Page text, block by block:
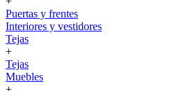
Puertas y frentes
Interiores y vestidores
Tejas
+
Tejas
Muebles